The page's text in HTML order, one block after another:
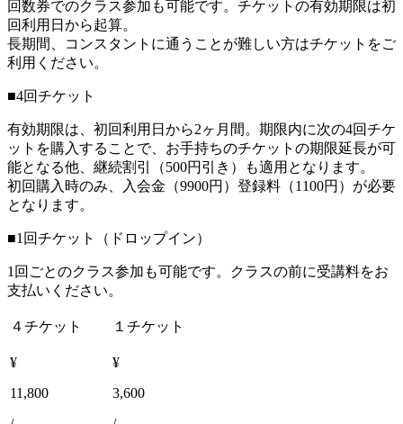
回数券でのクラス参加も可能です。チケットの有効期限は初
回利用日から起算。
長期間、コンスタントに通うことが難しい方はチケットをご
利用ください。
■4回チケット
有効期限は、初回利用日から2ヶ月間。期限内に次の4回チケ
ットを購入することで、お手持ちのチケットの期限延長が可
能となる他、継続割引（500円引き）も適用となります。
初回購入時のみ、入会金（9900円）登録料（1100円）が必要
となります。
■1回チケット（ドロップイン）
1回ごとのクラス参加も可能です。クラスの前に受講料をお
支払いください。
４チケット １チケット
¥
11,800
¥
3,600